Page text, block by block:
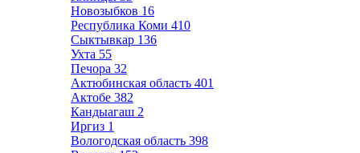
Новозыбков 16
Республика Коми 410
Сыктывкар 136
Ухта 55
Печора 32
Актюбинская область 401
Актобе 382
Кандыагаш 2
Иргиз 1
Вологодская область 398